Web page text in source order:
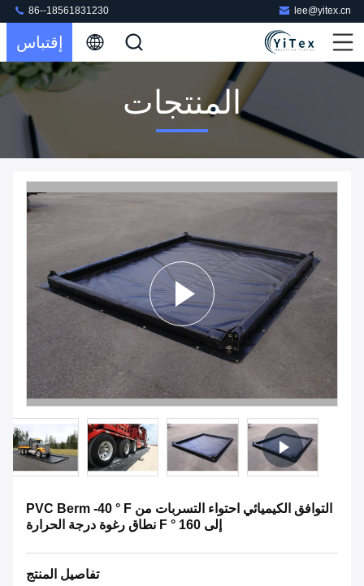
lee@yitex.cn
86--18561831230
إقتباس
المنتجات
التوافق الكيميائي احتواء التسربات من PVC Berm -40 ° F
إلى 160 ° F نطاق رغوة درجة الحرارة
تفاصيل المنتج